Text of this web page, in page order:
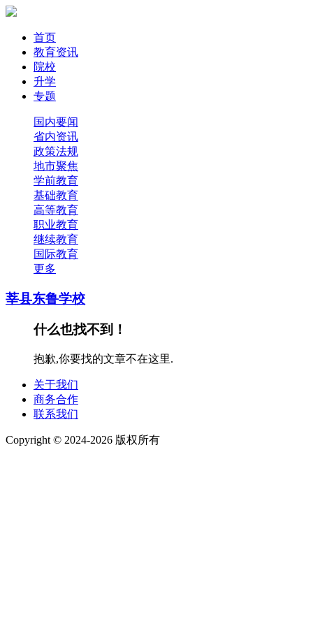
首页
教育资讯
院校
升学
专题
国内要闻
省内资讯
政策法规
地市聚焦
学前教育
基础教育
高等教育
职业教育
继续教育
国际教育
更多
莘县东鲁学校
什么也找不到！
抱歉,你要找的文章不在这里.
关于我们
商务合作
联系我们
Copyright © 2024-2026 版权所有